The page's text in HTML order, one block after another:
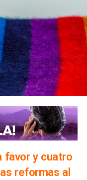
favor y cuatro
reformas al